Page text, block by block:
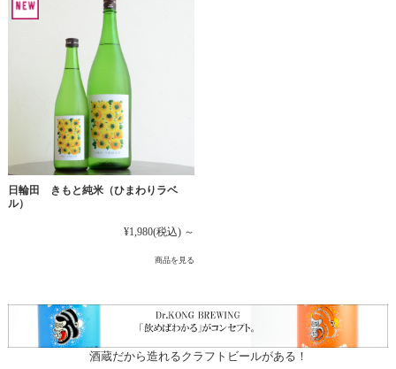
日輪田 きもと純米（ひまわりラベ
ル）
¥1,980(税込) ～
商品を見る
酒蔵だから造れるクラフトビールがある！